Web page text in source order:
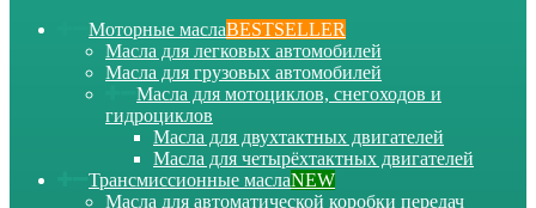
Моторные маслаBESTSELLER
Масла для легковых автомобилей
Масла для грузовых автомобилей
Масла для мотоциклов, снегоходов и
гидроциклов
Масла для двухтактных двигателей
Масла для четырёхтактных двигателей
Трансмиссионные маслаNEW
Масла для автоматической коробки передач